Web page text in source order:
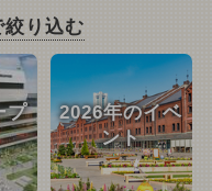
絞り込む
プ
2026年のイベ
ント